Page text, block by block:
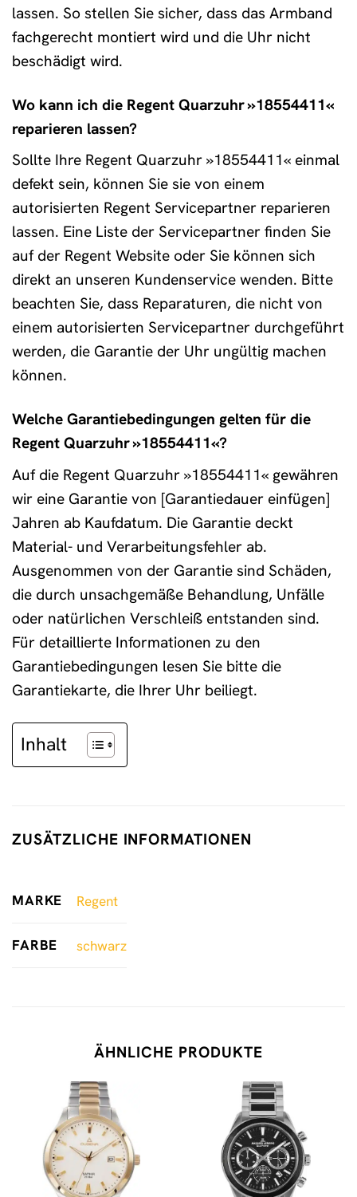
lassen. So stellen Sie sicher, dass das Armband
fachgerecht montiert wird und die Uhr nicht
beschädigt wird.
Wo kann ich die Regent Quarzuhr »18554411«
reparieren lassen?
Sollte Ihre Regent Quarzuhr »18554411« einmal
defekt sein, können Sie sie von einem
autorisierten Regent Servicepartner reparieren
lassen. Eine Liste der Servicepartner finden Sie
auf der Regent Website oder Sie können sich
direkt an unseren Kundenservice wenden. Bitte
beachten Sie, dass Reparaturen, die nicht von
einem autorisierten Servicepartner durchgeführt
werden, die Garantie der Uhr ungültig machen
können.
Welche Garantiebedingungen gelten für die
Regent Quarzuhr »18554411«?
Auf die Regent Quarzuhr »18554411« gewähren
wir eine Garantie von [Garantiedauer einfügen]
Jahren ab Kaufdatum. Die Garantie deckt
Material- und Verarbeitungsfehler ab.
Ausgenommen von der Garantie sind Schäden,
die durch unsachgemäße Behandlung, Unfälle
oder natürlichen Verschleiß entstanden sind.
Für detaillierte Informationen zu den
Garantiebedingungen lesen Sie bitte die
Garantiekarte, die Ihrer Uhr beiliegt.
Inhalt
ZUSÄTZLICHE INFORMATIONEN
MARKE Regent
FARBE schwarz
ÄHNLICHE PRODUKTE